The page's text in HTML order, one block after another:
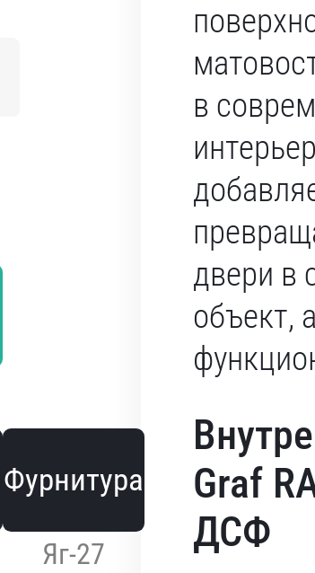
Фурнитура
Яг-27
в
двери в
объект,
Graf
ДСФ